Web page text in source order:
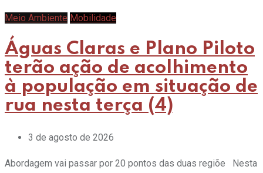
Meio Ambiente Mobilidade
Águas Claras e Plano Piloto
terão ação de acolhimento
à população em situação de
rua nesta terça (4)
3 de agosto de 2026
Abordagem vai passar por 20 pontos das duas regiõe Nesta